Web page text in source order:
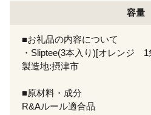
容量
■お礼品の内容について
・Sliptee(3本入り)[オレンジ 1
製造地:摂津市
■原材料・成分
R&Aルール適合品